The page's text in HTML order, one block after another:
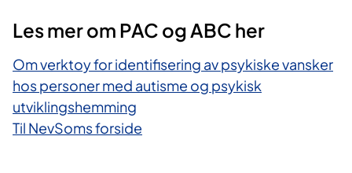
Les mer om​ PA​​C og ABC her
Om verktoy for identifisering av psykiske vansker
hos personer med autisme og psykisk
utviklingshemming
Til NevSoms forside